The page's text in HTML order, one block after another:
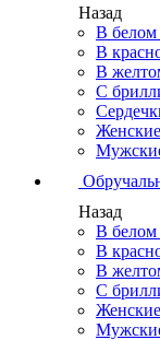
Назад
В белом
В
В
С
Женские
Назад
В белом
В
В
С
Женские